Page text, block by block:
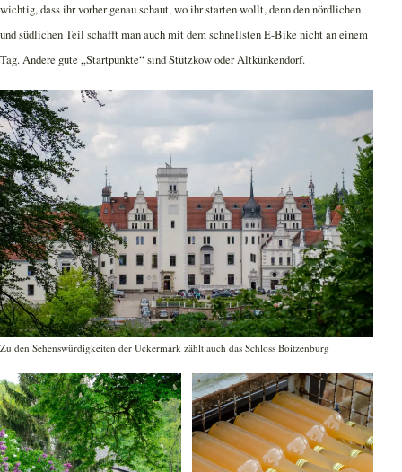
wichtig, dass ihr vorher genau schaut, wo ihr starten wollt, denn den nördlichen
und südlichen Teil schafft man auch mit dem schnellsten E-Bike nicht an einem
Tag. Andere gute „Startpunkte“ sind Stützkow oder Altkünkendorf.
Zu den Sehenswürdigkeiten der Uckermark zählt auch das Schloss Boitzenburg